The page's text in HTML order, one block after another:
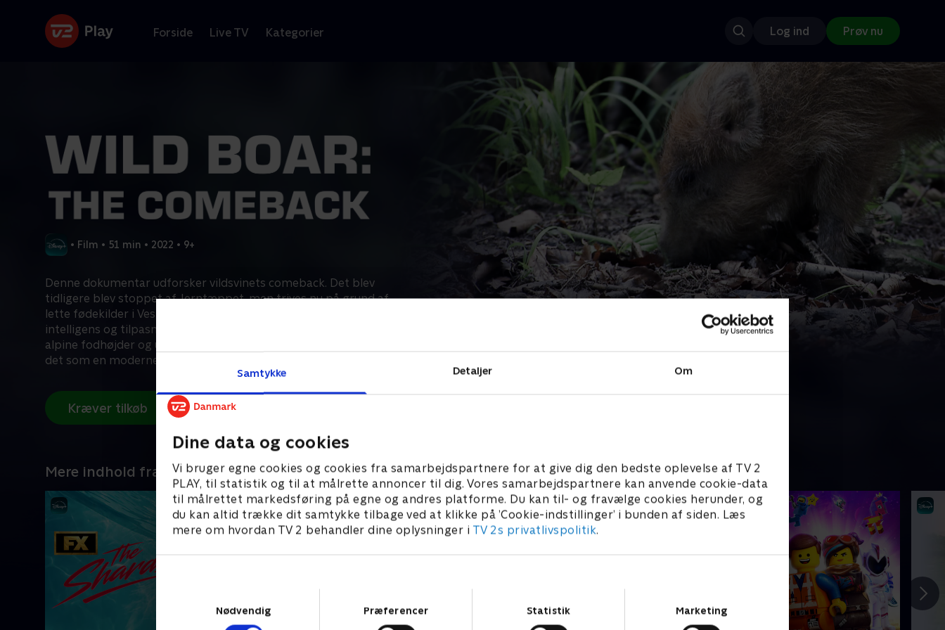
Samtykke Detaljer Om
Dine data og cookies
Vi bruger egne cookies og cookies fra samarbejdspartnere for at give dig den bedste oplevelse af TV 2
PLAY, til statistik og til at målrette annoncer til dig. Vores samarbejdspartnere kan anvende cookie-data
til målrettet markedsføring på egne og andres platforme. Du kan til- og fravælge cookies herunder, og
du kan altid trække dit samtykke tilbage ved at klikke på ’Cookie-indstillinger’ i bunden af siden. Læs
mere om hvordan TV 2 behandler dine oplysninger i TV 2s privatlivspolitik.
Nødvendig
Præferencer Statistik Marketing
Forside Live TV Kategorier Log ind Prøv nu
• Film • 51 min • 2022 • 9+
Denne dokumentar udforsker vildsvinets comeback. Det blev
tidligere blev stoppet af Jerntæppet, men trives nu på grund af
lette fødekilder i Vesteuropa. Dokumentaren skildrer vildsvinets
intelligens og tilpasningsevne, som det graver efter føde i de
alpine fodhøjder og undgår jægerne. Selvom nogle betragter
det som en moderne plage, viser vildsvinet sig som en sød og
Kræver tilkøb
Mere indhold fra Disney+